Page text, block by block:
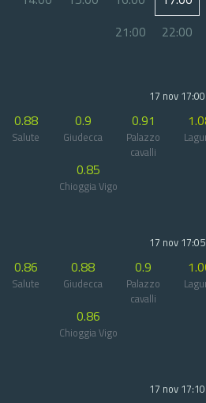
21:00
22:00
17 nov 17:00
0.88
Salute
0.9
Giudecca
0.91
Palazzo
cavalli
0.85
Chioggia Vigo
17 nov 17:05
0.86
Salute
0.88
Giudecca
0.9
Palazzo
cavalli
0.86
Chioggia Vigo
17 nov 17:10